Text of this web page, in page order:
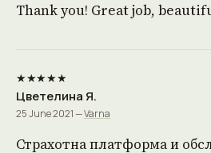
Thank you! Great job,
★★★★★
Цветелина Я.
25 June 2021 —Varna
Страхотна платформа и